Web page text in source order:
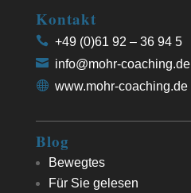
Kontakt
+49 (0)61 92 – 36 94 5
info@mohr-coaching.de
www.mohr-coaching.de
Blog
Bewegtes
Für Sie gelesen